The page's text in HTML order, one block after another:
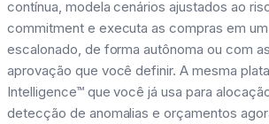
contínua, modela cenários ajustados ao
commitment e executa as compras em
escalonado, de forma autônoma ou com
aprovação que você definir. A mesma
Intelligence™ que você já usa para
detecção de anomalias e orçamentos